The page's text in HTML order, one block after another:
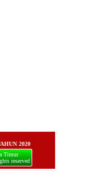
2020
Timur
reserved